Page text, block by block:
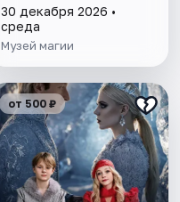
30 декабря 2026 •
среда
Музей магии
от 500 ₽